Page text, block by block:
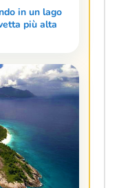
in un lago
più alta